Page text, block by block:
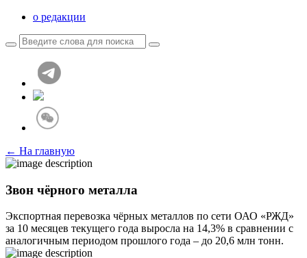
о редакции
← На главную
Звон чёрного металла
Экспортная перевозка чёрных металлов по сети ОАО «РЖД»
за 10 месяцев текущего года выросла на 14,3% в сравнении с
аналогичным периодом прошлого года – до 20,6 млн тонн.